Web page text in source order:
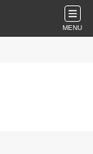
MENU